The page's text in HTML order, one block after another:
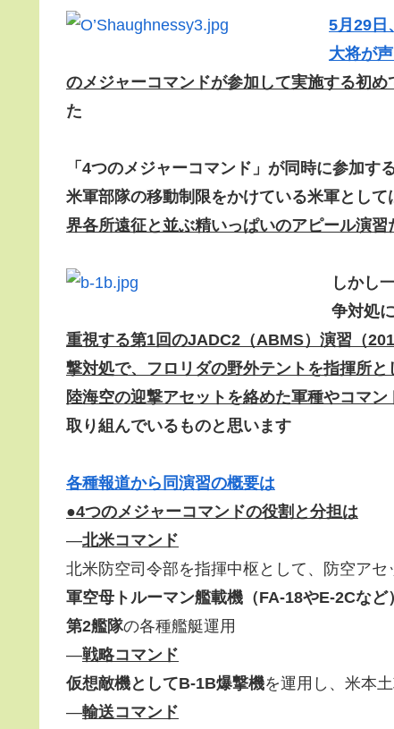
5月29日
大将が
のメジャーコマンドが参加して実施する初
た
「4つのメジャーコマンド」が同時に参加す
米軍部隊の移動制限をかけている米軍として
界各所遠征と並ぶ精いっぱいのアピール演習
しかし
争対処
重視する第1回のJADC2（ABMS）演習（
撃対処で、フロリダの野外テントを指揮所
陸海空の迎撃アセットを絡めた軍種やコマン
取り組んでいるものと思います
各種報道から同演習の概要は
●4つのメジャーコマンドの役割と分担は
—北米コマンド
北米防空司令部を指揮中枢として、防空アセ
軍空母トルーマン艦載機（FA-18やE-2Cなど）
第2艦隊の各種艦艇運用
—戦略コマンド
仮想敵機としてB-1B爆撃機を運用し、米本
—輸送コマンド